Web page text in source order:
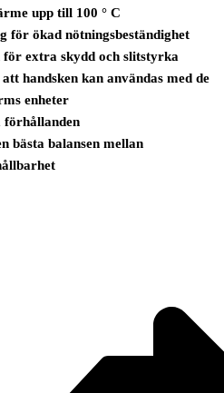
upp till 100 ° C
för ökad nötningsbeständighet
extra skydd och slitstyrka
handsken kan användas med de
enheter
bästa balansen mellan